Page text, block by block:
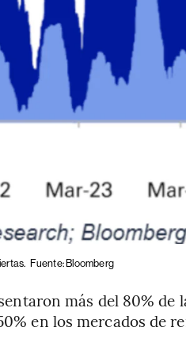
Fuente: Bloomberg
más del 80% de
en los mercados de